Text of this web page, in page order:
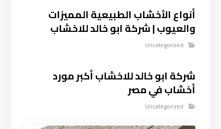
أنواع الأخشاب الطبيعية المميزات
والعيوب | شركة ابو خالد للاخشاب
Uncategorized
شركة ابو خالد للاخشاب أكبر مورد
أخشاب في مصر
Uncategorized